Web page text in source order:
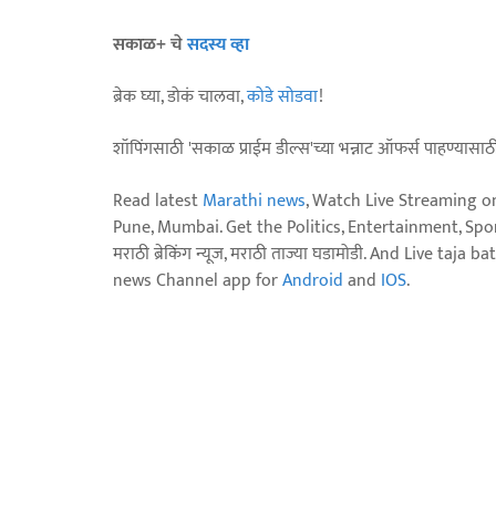
सकाळ+ चेसदस्य व्हा
ब्रेक घ्या, डोकं चालवा,कोडे सोडवा!
शॉपिंगसाठी 'सकाळ प्राईम डील्स'च्या भन्नाट ऑफर्स
Read latestMarathi news, Watch Live Streaming
Pune, Mumbai. Get the Politics, Entertainment,
मराठी ब्रेकिंग न्यूज, मराठी ताज्या घडामोडी. And Live
news Channel app forAndroidand IOS.